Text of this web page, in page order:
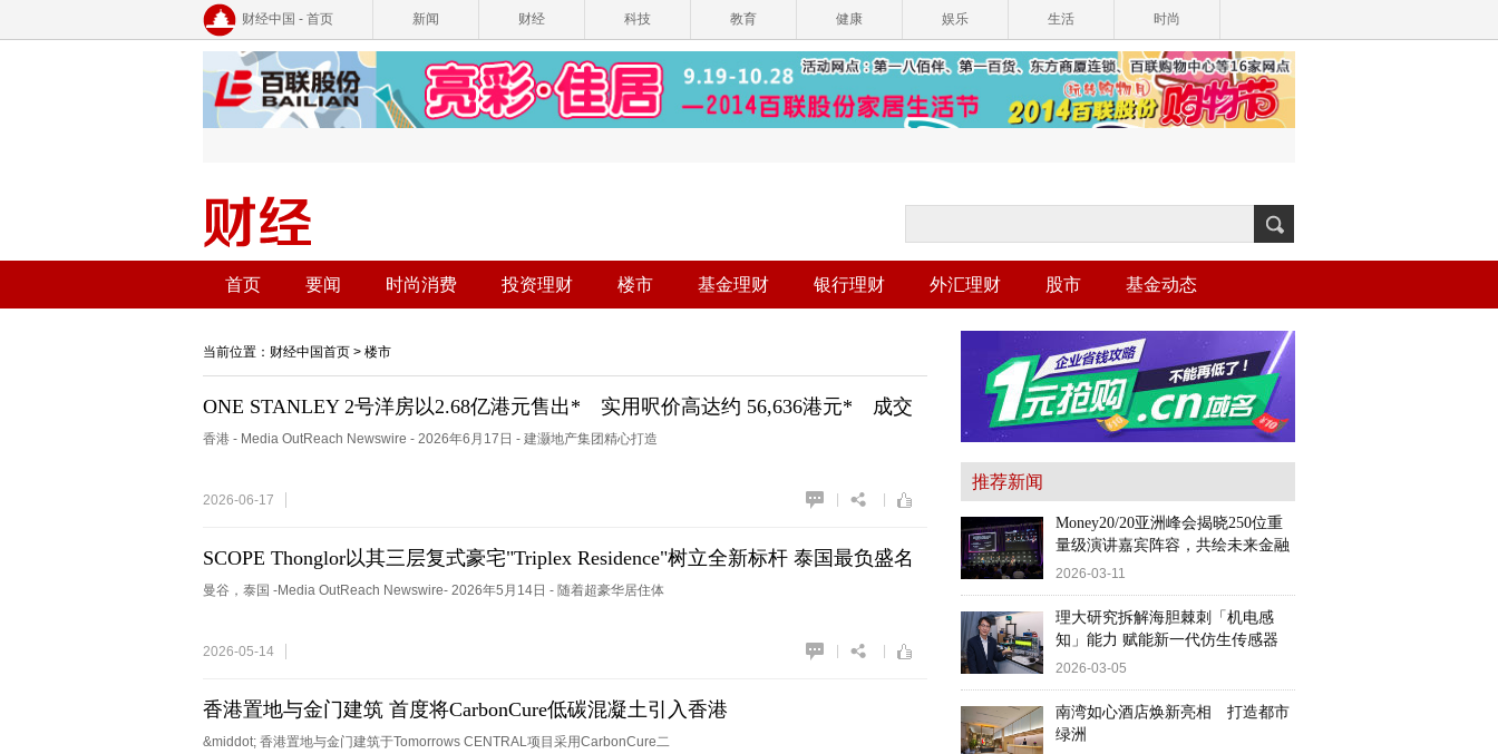
财经中国 - 首页 新闻 财经 科技 教育 健康 娱乐 生活 时尚
首页 要闻 时尚消费 投资理财 楼市 基金理财 银行理财 外汇理财 股市 基金动态
当前位置： 财经中国首页 > 楼市
ONE STANLEY 2号洋房以2.68亿港元售出* 实用呎价高达约 56,636港元* 成交
价及实用呎价同创项目本年度新高*
香港 - Media OutReach Newswire - 2026年6月17日 - 建灏地产集团精心打造
2026-06-17
SCOPE Thonglor以其三层复式豪宅"Triplex Residence"树立全新标杆 泰国最负盛名
的顶层公寓
曼谷，泰国 -Media OutReach Newswire- 2026年5月14日 - 随着超豪华居住体
2026-05-14
香港置地与金门建筑 首度将CarbonCure低碳混凝土引入香港
&middot; 香港置地与金门建筑于Tomorrows CENTRAL项目采用CarbonCure二
推荐新闻
Money20/20亚洲峰会揭晓250位重
量级演讲嘉宾阵容，共绘未来金融
2026-03-11
理大研究拆解海胆棘刺「机电感
知」能力 赋能新一代仿生传感器
2026-03-05
南湾如心酒店焕新亮相 打造都市
绿洲